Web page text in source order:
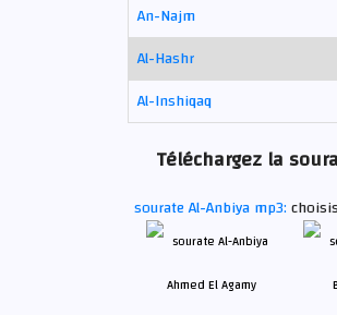
An-Najm
Al-Hashr
Al-Inshiqaq
Téléchargez la
sourate Al-Anbiya mp3: